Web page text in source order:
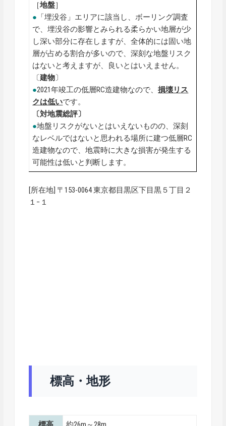
［地盤］
● 「埋没谷」エリアに該当し、ボーリング調査
で、埋没谷の影響とみられる柔らかい地層が少
し深い部分に存在しますが、全体的には固い地
層が占める割合が多いので、深刻な地盤リスク
はないと考えますが、良いとはいえません。
〔建物〕
●2021年竣工の低層RC造建物なので、損壊リス
クは低いです。
〔対地震総評〕
●地盤リスクがないとはいえないものの、深刻
なレベルではないと思われる場所に建つ低層RC
造建物なので、地震時に大きな損害が発生する
可能性は低いと判断します。
[所在地] 〒153-0064 東京都目黒区下目黒５丁目２
１−１
標高・地形